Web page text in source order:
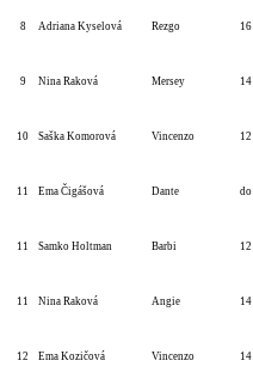
8 Adriana Kyselová Rezgo 16
9 Nina Raková Mersey 14
10 Saška Komorová Vincenzo 12
11 Ema Čigášová Dante do
11 Samko Holtman Barbi 12
11 Nina Raková Angie 14
12 Ema Kozičová Vincenzo 14